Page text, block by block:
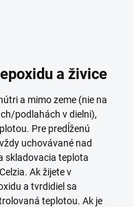
a živice
a mimo zeme (nie na
podlahách v dielni),
Pre predĺženú
uchovávané nad
skladovacia teplota
Ak žijete v
a tvrdidiel sa
teplotou. Ak je